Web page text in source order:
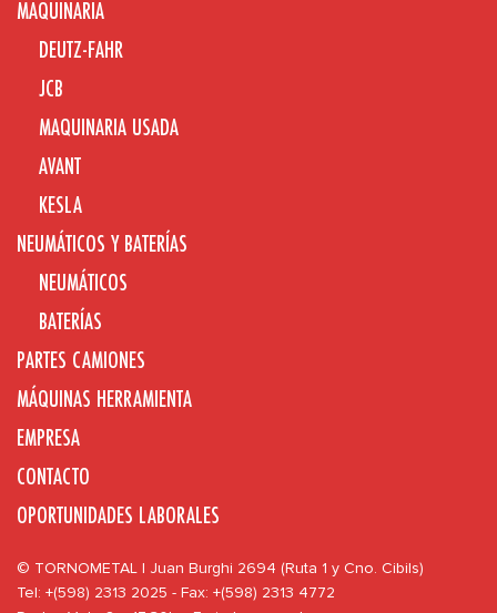
MAQUINARIA
DEUTZ-FAHR
JCB
MAQUINARIA USADA
AVANT
KESLA
NEUMÁTICOS Y BATERÍAS
NEUMÁTICOS
BATERÍAS
PARTES CAMIONES
MÁQUINAS HERRAMIENTA
EMPRESA
CONTACTO
OPORTUNIDADES LABORALES
© TORNOMETAL | Juan Burghi 2694 (Ruta 1 y Cno. Cibils)
Tel: +(598) 2313 2025 - Fax: +(598) 2313 4772